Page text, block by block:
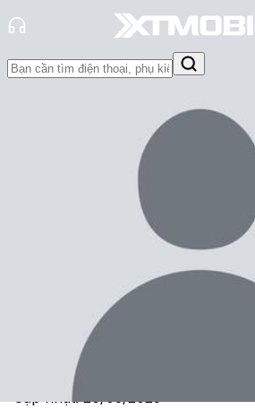
Đánh Giá - Trên Tay
Hỏi đáp
Lỗi Face ID thường
phục mới nhất 2025
Trúc Huỳnh
Ngày đăng:
Cập nhật:26/03/2025